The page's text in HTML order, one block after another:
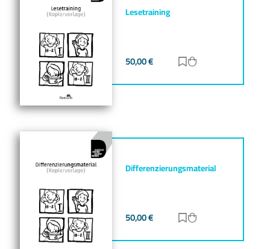
Lesetraining
50,00€ Zur Merkliste
Differenzierungsmaterial
50,00€ Zur Merkliste